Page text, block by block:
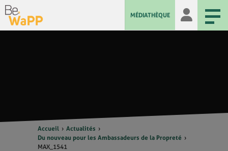
MÉDIATHÈQUE
Accueil
Actualités
Du nouveau pour les Ambassadeurs de la Propreté
MAX_1541